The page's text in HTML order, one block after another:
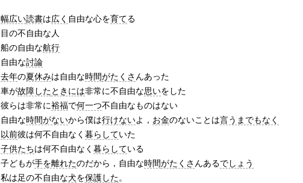
幅広い読書は広く 自由な心を育てる
目の不自由な人
船の自由な航行
自由な討論
去年の夏休みは自由な時間がたくさ んあった
車が故障したときには非常に不自由な思いをした
彼らは非常に裕福で何一つ不自由なものはない
自由な時間がないから僕は行けないよ， お金のないことは言うまでもなく
以前彼は何不自由なく 暮らしていた
子供たちは何不自由なく 暮らしている
子どもが手を離れたのだから，自由な時間がたくさ んあるでしょう
私は足の不自由な犬を保護した。